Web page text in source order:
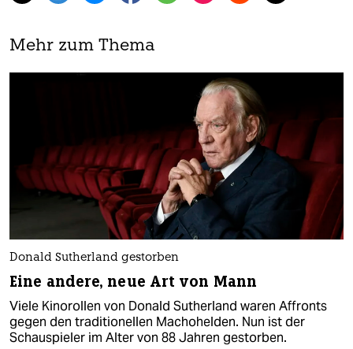
Mehr zum Thema
Donald Sutherland gestorben
Eine andere, neue Art von Mann
Viele Kinorollen von Donald Sutherland waren Affronts
gegen den traditionellen Machohelden. Nun ist der
Schauspieler im Alter von 88 Jahren gestorben.